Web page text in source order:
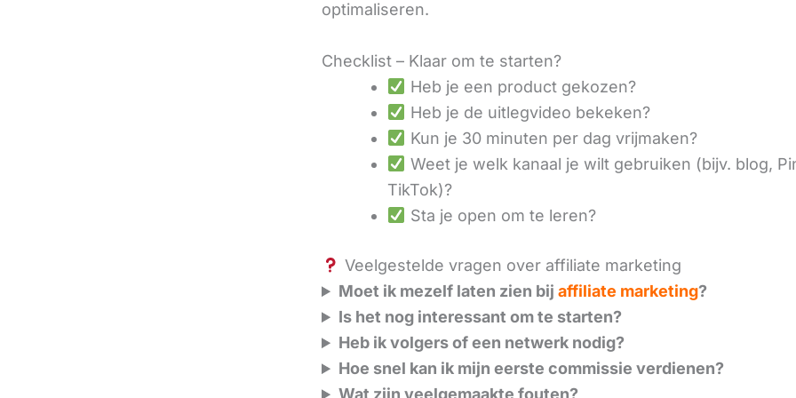
optimaliseren.
Checklist – Klaar om te starten?
Heb je een product gekozen?
Heb je de uitlegvideo bekeken?
Kun je 30 minuten per dag vrijmaken?
Weet je welk kanaal je wilt gebruiken (bijv. blog,
TikTok)?
Sta je open om te leren?
Veelgestelde vragen over affiliate marketing
Moet ik mezelf laten zien bijaffiliate marketing?
Is het nog interessant om te starten?
Heb ik volgers of een netwerk nodig?
Hoe snel kan ik mijn eerste commissie verdienen?
Wat zijn veelgemaakte fouten?